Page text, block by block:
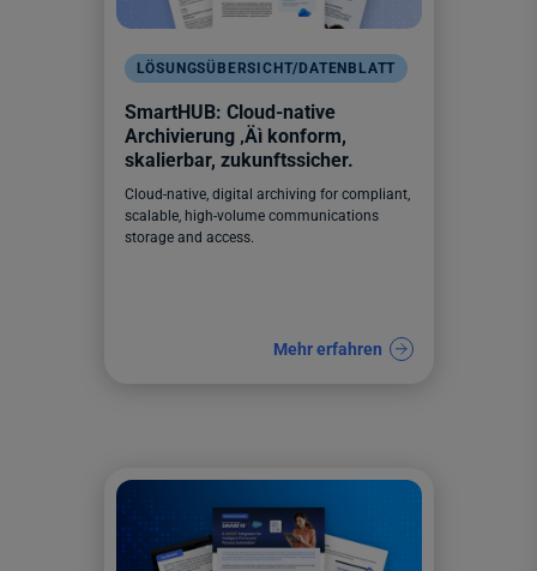
LÖSUNGSÜBERSICHT/DATENBLATT
SmartHUB: Cloud-native
Archivierung ‚Äì konform,
skalierbar, zukunftssicher.
Cloud-native, digital archiving for compliant,
scalable, high-volume communications
storage and access.
Mehr erfahren